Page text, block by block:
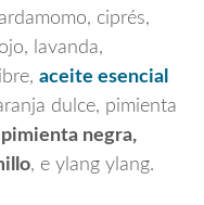
ciprés,
lavanda,
aceite esencial
dulce, pimienta
negra,
, e ylang ylang.